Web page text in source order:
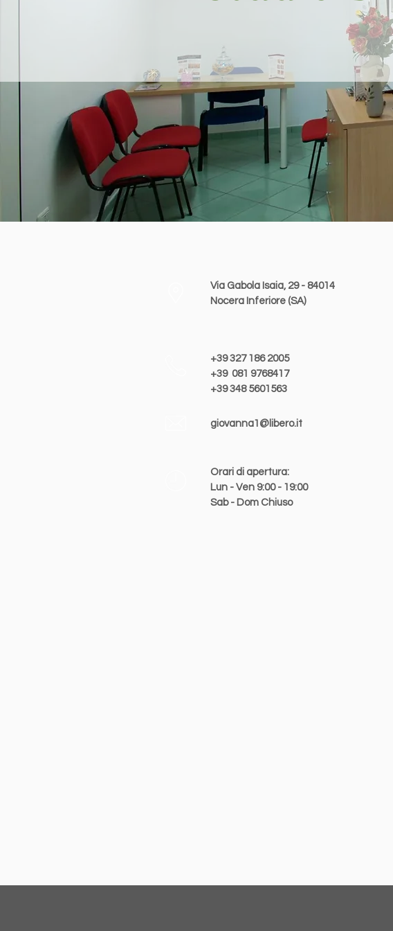
Via Gabola Isaia, 29 - 84014
Nocera Inferiore (SA)
+39 327 186 2005
+39 081 9768417
+39 348 5601563
giovanna1@libero.it
Orari di apertura:
Lun - Ven 9:00 - 19:00
Sab - Dom Chiuso